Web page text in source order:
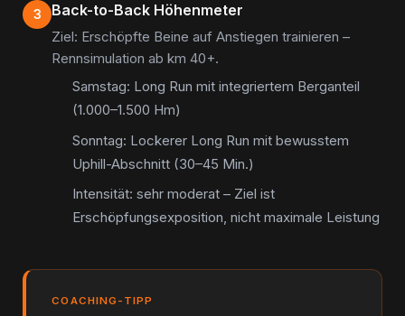
3 Back-to-Back Höhenmeter
Ziel: Erschöpfte Beine auf Anstiegen trainieren –
Rennsimulation ab km 40+.
Samstag: Long Run mit integriertem Berganteil
(1.000–1.500 Hm)
Sonntag: Lockerer Long Run mit bewusstem
Uphill-Abschnitt (30–45 Min.)
Intensität: sehr moderat – Ziel ist
Erschöpfungsexposition, nicht maximale Leistung
COACHING-TIPP